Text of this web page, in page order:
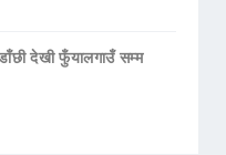
देखी फुँयालगाउँ सम्म